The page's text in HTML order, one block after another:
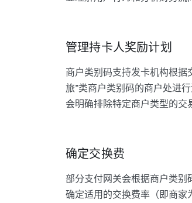
管理持卡人奖励计划
商户类别码支持发卡机构根据
旅”类商户类别码的商户处进
会明确排除特定商户类型的交
确定交换费
部分支付网关会根据商户类
确定适用的交换费率（即商家